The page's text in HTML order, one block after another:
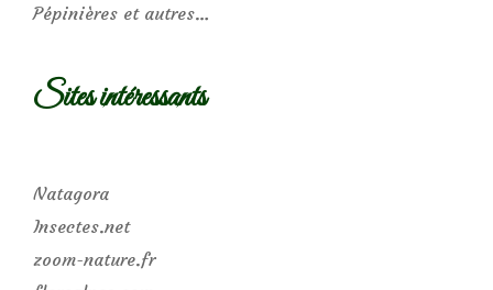
Pépinières et autres…
Sites intéressants
Natagora
Insectes.net
zoom-nature.fr